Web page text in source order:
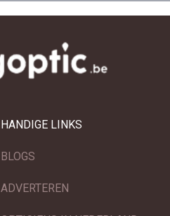
HANDIGE LINKS
BLOGS
ADVERTEREN